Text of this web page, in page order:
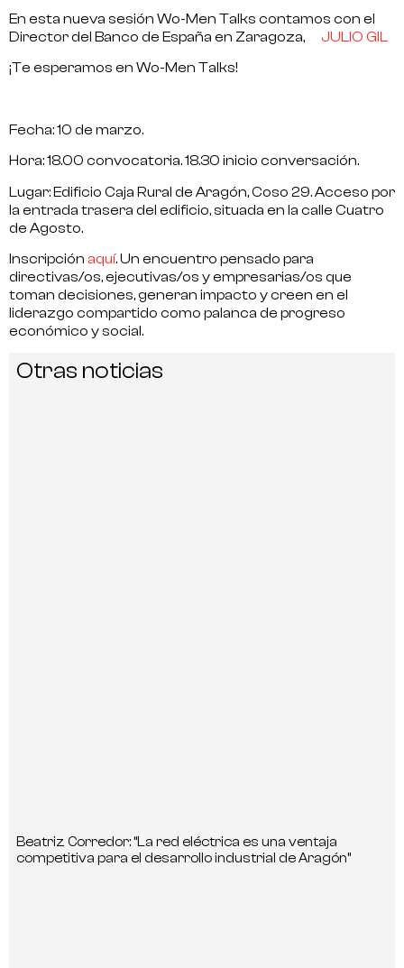
En esta nueva sesión Wo-Men Talks contamos con el
Director del Banco de España en Zaragoza, JULIO GIL
¡Te esperamos en Wo-Men Talks!
Fecha: 10 de marzo.
Hora: 18.00 convocatoria. 18.30 inicio conversación.
Lugar: Edificio Caja Rural de Aragón, Coso 29. Acceso por
la entrada trasera del edificio, situada en la calle Cuatro
de Agosto.
Inscripción aquí. Un encuentro pensado para
directivas/os, ejecutivas/os y empresarias/os que
toman decisiones, generan impacto y creen en el
liderazgo compartido como palanca de progreso
económico y social.
Otras noticias
Beatriz Corredor: “La red eléctrica es una ventaja
competitiva para el desarrollo industrial de Aragón”